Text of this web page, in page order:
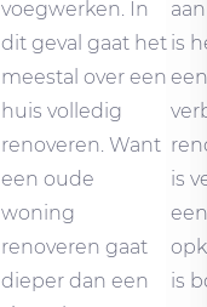
voegwerken. In
dit geval gaat het
meestal over een
huis volledig
renoveren. Want
een oude
woning
renoveren gaat
dieper dan een
is
is
is